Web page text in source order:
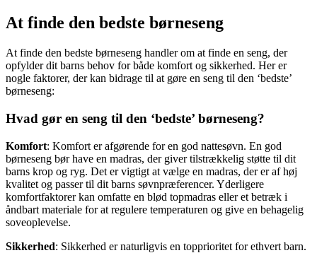
At finde den bedste børneseng
At finde den bedste børneseng handler om at finde en seng, der
opfylder dit barns behov for både komfort og sikkerhed. Her er
nogle faktorer, der kan bidrage til at gøre en seng til den ‘bedste’
børneseng:
Hvad gør en seng til den ‘bedste’ børneseng?
Komfort: Komfort er afgørende for en god nattesøvn. En god
børneseng bør have en madras, der giver tilstrækkelig støtte til dit
barns krop og ryg. Det er vigtigt at vælge en madras, der er af høj
kvalitet og passer til dit barns søvnpræferencer. Yderligere
komfortfaktorer kan omfatte en blød topmadras eller et betræk i
åndbart materiale for at regulere temperaturen og give en behagelig
soveoplevelse.
Sikkerhed: Sikkerhed er naturligvis en topprioritet for ethvert barn.